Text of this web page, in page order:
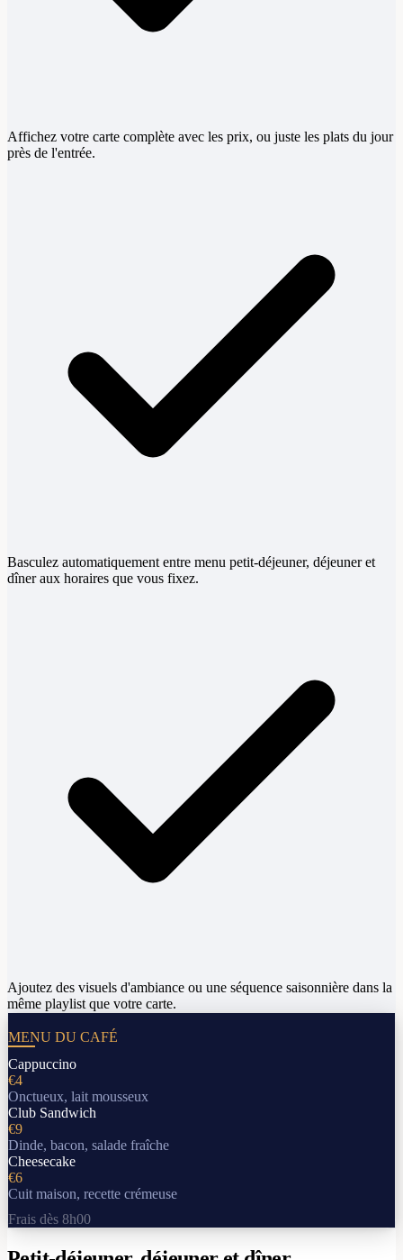
Affichez votre carte complète avec les prix, ou juste les plats du jour
près de l'entrée.
Basculez automatiquement entre menu petit-déjeuner, déjeuner et
dîner aux horaires que vous fixez.
Ajoutez des visuels d'ambiance ou une séquence saisonnière dans la
même playlist que votre carte.
MENU DU CAFÉ
Cappuccino
€4
Onctueux, lait mousseux
Club Sandwich
€9
Dinde, bacon, salade fraîche
Cheesecake
€6
Cuit maison, recette crémeuse
Frais dès 8h00